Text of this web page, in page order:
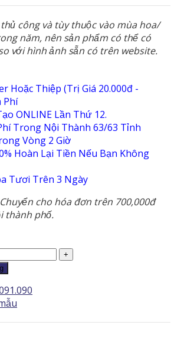
công và tùy thuộc vào mùa hoa/
năm, nên sản phẩm có thể có
với hình ảnh sẵn có trên website.
Hoặc Thiệp (Trị Giá 20.000đ -
Phí
ONLINE Lần Thứ 12.
Trong Nội Thành 63/63 Tỉnh
Vòng 2 Giờ
Hoàn Lại Tiền Nếu Bạn Không
Tươi Trên 3 Ngày
cho hóa đơn trên 700,000đ
thành phố.